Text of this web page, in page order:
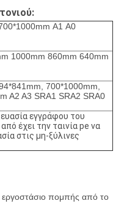
Α1 A0
1000mm 860mm 640mm
700*1000mm,
A2 A3 SRA1 SRA2 SRA0
εγγράφου του
έχει την ταινία pe να
στις μη-ξύλινες
εργοστάσιο πομπής από το